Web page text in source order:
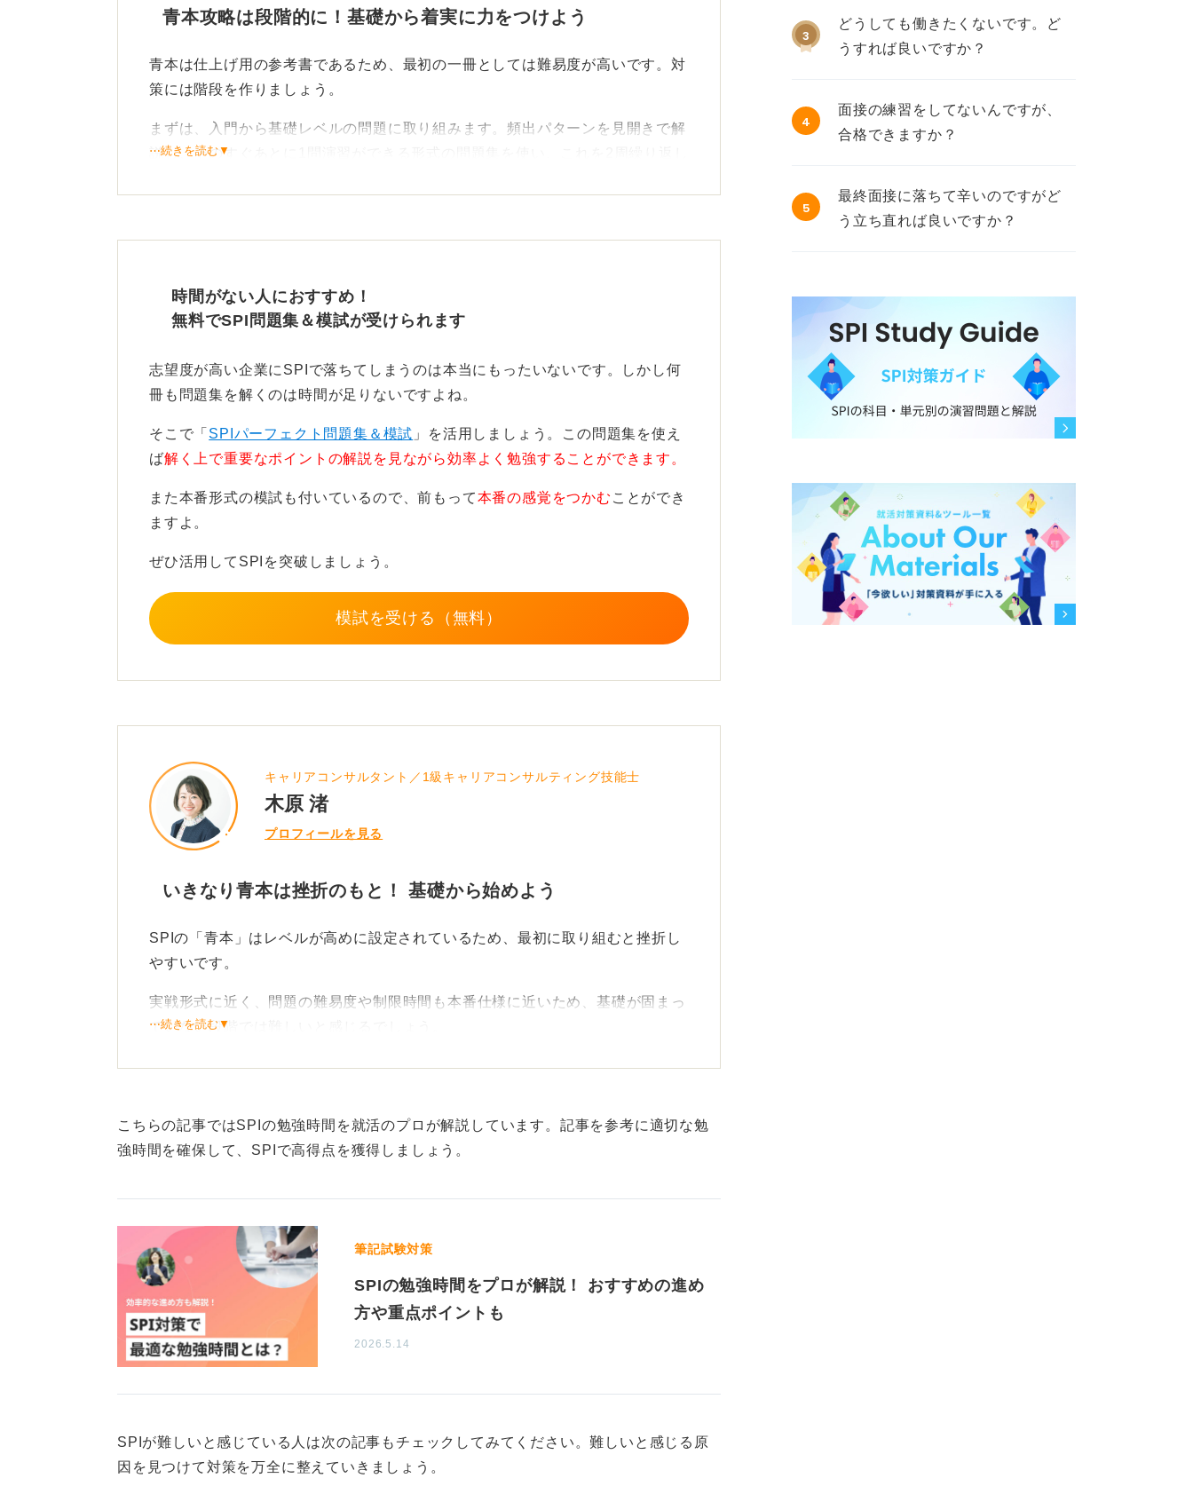
青本攻略は段階的に！基礎から着実に力をつけよう
青本は仕上げ用の参考書であるため、最初の一冊としては難易度が高いです。対
策には階段を作りましょう。
まずは、入門から基礎レベルの問題に取り組みます。頻出パターンを見開きで解
説し、そのすぐあとに1問演習ができる形式の問題集を使い、これを2周繰り返し
す。
25秒を目安に設定し、どこで見切るかを判断する力を鍛えます。
りの理由タグをつけて振り返りましょう。
どの実践問題集を使い、1回目は制限時間を通常の20％増しに設定して解きま
す。解説は声に出して再現することで、理解を定着させましょう。
2回目は本番と同じ制限時間で挑戦し、仕上げていきます。
代替や併用のテキストとしては、「頻出問題だけを速習できるタイプ」や「テス
トセンター形式の実戦模試」を組み合わせるのがおすすめです。難易度のバラン
スが取りやすく、途中で挫折しにくくなります。
仕上げの段階では、本番と同じ時刻に合わせて模試を2セット実施しましょう。
0
⋯続きを読む▼
時間がない人におすすめ！
無料でSPI問題集＆模試が受けられます
志望度が高い企業にSPIで落ちてしまうのは本当にもったいないです。しかし何
冊も問題集を解くのは時間が足りないですよね。
そこで「 SPIパーフェクト問題集＆模試 」を活用しましょう。この問題集を使え
ば解く上で重要なポイントの解説を見ながら効率よく勉強することができます。
また本番形式の模試も付いているので、前もって本番の感覚をつかむ ことができ
ますよ。
ぜひ活用してSPIを突破しましょう。
模試を受ける（無料）
キャリアコンサルタント／1級キャリアコンサルティング技能士
木原 渚
プロフィールを見る
いきなり青本は挫折のもと！ 基礎から始めよう
SPIの「青本」はレベルが高めに設定されているため、最初に取り組むと挫折し
やすいです。
実戦形式に近く、問題の難易度や制限時間も本番仕様に近いため、基礎が固まっ
ていない段階では難しいと感じるでしょう。
まずは基礎固め！ 青本は最後の力試しでOK！
まずは、もっと基礎的で解説がわかりやすい参考書から始め、出題パターンに一
通り慣れた後で、力試しとして青本に挑戦するのがおすすめです。
⋯続きを読む▼
こちらの記事ではSPIの勉強時間を就活のプロが解説しています。記事を参考に適切な勉
強時間を確保して、SPIで高得点を獲得しましょう。
筆記試験対策
SPIの勉強時間をプロが解説！ おすすめの進め
方や重点ポイントも
2026.5.14
SPIが難しいと感じている人は次の記事もチェックしてみてください。難しいと感じる原
因を見つけて対策を万全に整えていきましょう。
3
どうしても働きたくないです。ど
うすれば良いですか？
4
面接の練習をしてないんですが、
合格できますか？
5
最終面接に落ちて辛いのですがど
う立ち直れば良いですか？